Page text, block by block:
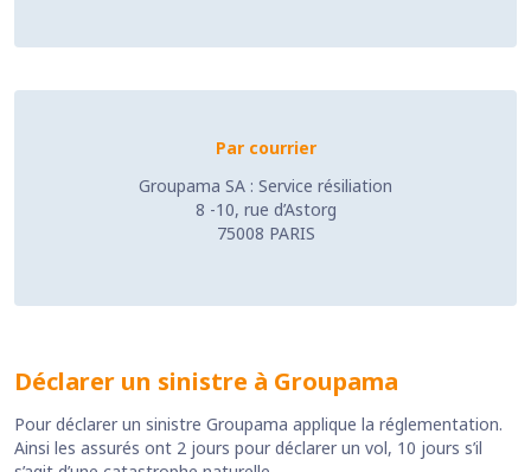
Par courrier
Groupama SA : Service résiliation
8 -10, rue d’Astorg
75008 PARIS
Déclarer un sinistre à Groupama
Pour déclarer un sinistre Groupama applique la réglementation.
Ainsi les assurés ont 2 jours pour déclarer un vol, 10 jours s’il